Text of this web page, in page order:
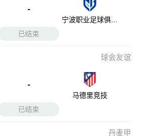
-
宁波职业足球俱乐
已结束
球会友谊
-
马德里竞技
已结束
丹麦甲